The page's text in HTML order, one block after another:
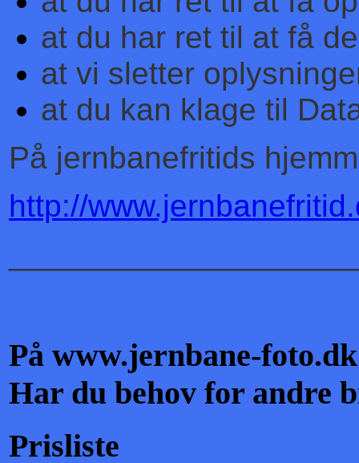
at du har ret til at få
at vi sletter
at du kan klage til
På jernbanefritids
http://
På www.jernbane-
Har du behov for andre
Prisliste